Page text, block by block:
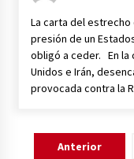
La carta del estrecho
presión de un
obligó a ceder. En la
Unidos e Irán,
provocada contra la
PostsAnterior